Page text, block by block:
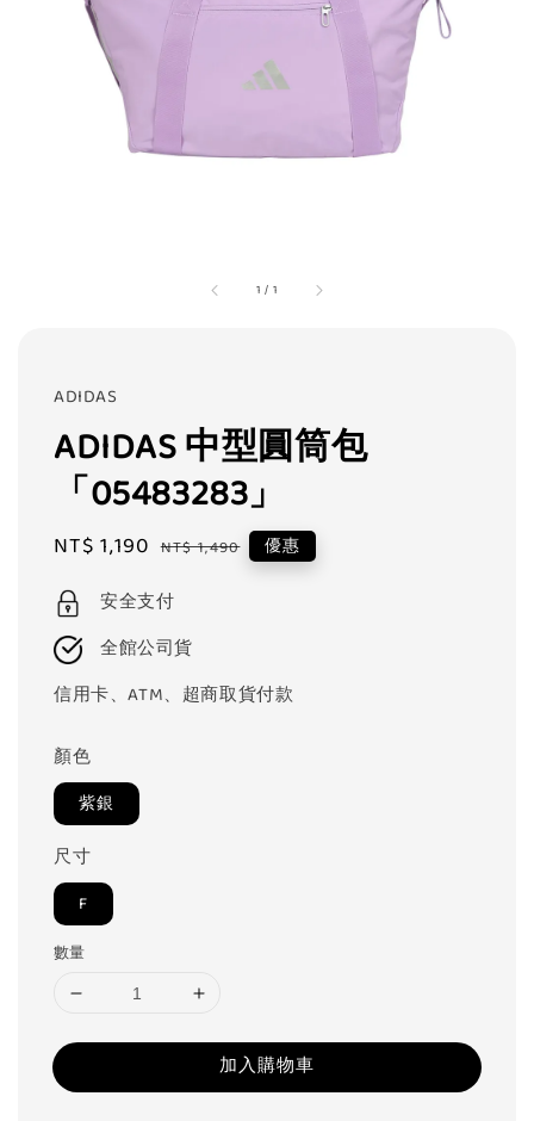
1 / 1
ADIDAS
ADIDAS 中型圓筒包
「05483283」
Sale
NT$ 1,190 Regular
NT$ 1,490 優惠
安全支付
全館公司貨
信用卡、ATM、超商取貨付款
顏色
紫銀
尺寸
F
數量
加入購物車